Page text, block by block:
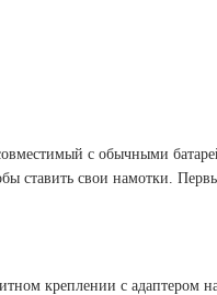
с обычными
ставить свои намотки.
креплении с адаптером